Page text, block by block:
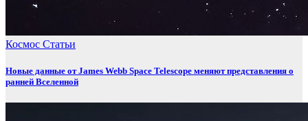
Космос Статьи
Новые данные от James Webb Space Telescope меняют представления о
ранней Вселенной